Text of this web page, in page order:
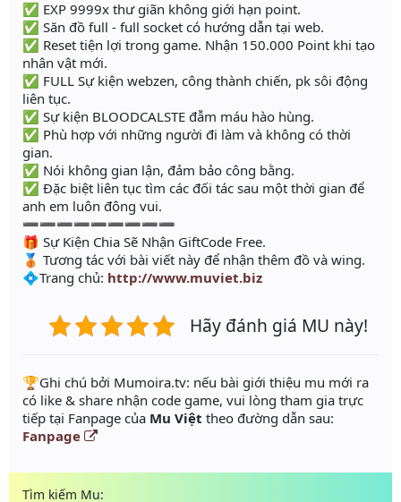
✅ EXP 9999x thư giãn không giới hạn point.
✅ Săn đồ full - full socket có hướng dẫn tại web.
✅ Reset tiện lợi trong game. Nhận 150.000 Point khi tạo
nhân vật mới.
✅ FULL Sự kiện webzen, công thành chiến, pk sôi động
liên tục.
✅ Sự kiện BLOODCALSTE đẫm máu hào hùng.
✅ Phù hợp với những người đi làm và không có thời
gian.
✅ Nói không gian lận, đảm bảo công bằng.
✅ Đặc biệt liên tục tìm các đối tác sau một thời gian để
anh em luôn đông vui.
➖➖➖➖➖➖➖➖➖
🎁 Sự Kiện Chia Sẽ Nhận GiftCode Free.
🥉 Tương tác với bài viết này để nhận thêm đồ và wing.
💠Trang chủ: http://www.muviet.biz
Hãy đánh giá MU này!
️🏆Ghi chú bởi Mumoira.tv: nếu bài giới thiệu mu mới ra
có like & share nhận code game, vui lòng tham gia trực
tiếp tại Fanpage của Mu Việt theo đường dẫn sau:
Fanpage
Tìm kiếm Mu: